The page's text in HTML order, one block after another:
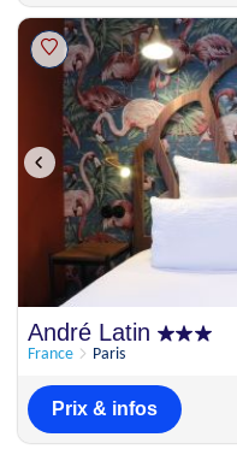
André Latin
France Paris
Prix & infos